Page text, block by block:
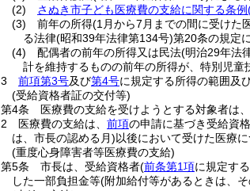
(2)
さぬき市子ども医療費の支給に関する条例
(3)
前年の所得(1月から7月までの間に受けた
る法律(昭和39年法律第134号)第20条の規定
(4)
配偶者の前年の所得又は民法(明治29年法
計を維持するものの前年の所得が、特別児
3
前項第3号及び第4号に規定する所得の範囲及
(受給資格者証の交付等)
第4条
医療費の支給を受けようとする対象者は
2
医療費の支給は、 前項の申請に基づき受給資
は、市長の認める月)以後において受けた医療
(重度心身障害者等医療費の支給)
第5条
市長は、受給資格者(前条第1項に規定す
した一部負担金等(附加給付等があるときは、